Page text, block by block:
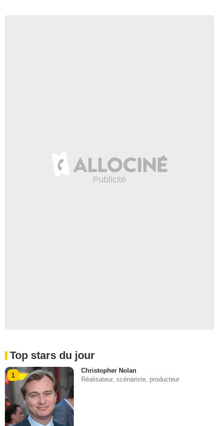
Top stars du jour
1
Christopher Nolan
Réalisateur, scénariste, producteur